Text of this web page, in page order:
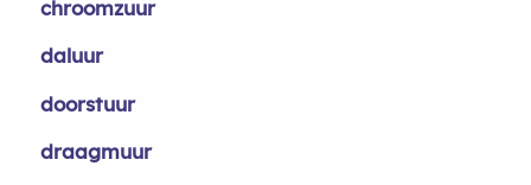
chroomzuur
daluur
doorstuur
draagmuur